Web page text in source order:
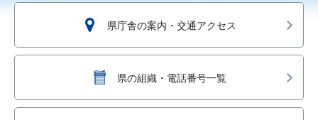
県庁舎の案内・交通アクセス
県の組織・電話番号一覧